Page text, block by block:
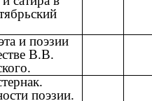
и поэзии
В.В.
поэзии.